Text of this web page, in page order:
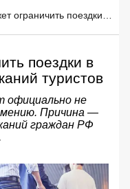
поездки в
туристов
официально не
Причина —
граждан РФ